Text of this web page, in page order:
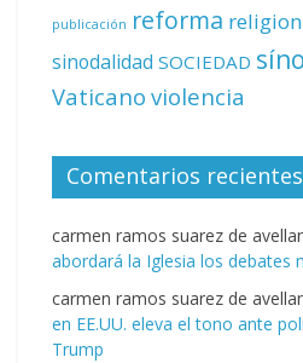
publicación reforma religion
sinodalidad SOCIEDAD
Vaticano violencia
Comentarios recientes
carmen ramos suarez de
abordará la Iglesia los debates
carmen ramos suarez de
en EE.UU. eleva el tono ante
Trump